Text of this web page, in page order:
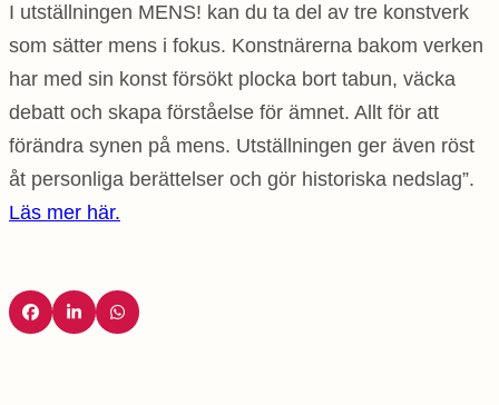
I utställningen MENS! kan du ta del av tre konstverk
som sätter mens i fokus. Konstnärerna bakom verken
har med sin konst försökt plocka bort tabun, väcka
debatt och skapa förståelse för ämnet. Allt för att
förändra synen på mens. Utställningen ger även röst
åt personliga berättelser och gör historiska nedslag”.
Läs mer här.